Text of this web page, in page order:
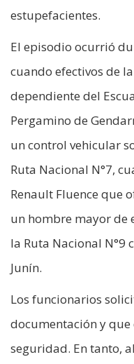
estupefacientes.
El episodio ocurrió
cuando efectivos de
dependiente del
Pergamino de
un control vehicular
Ruta Nacional N°7,
Renault Fluence que
un hombre mayor de
la Ruta Nacional N°9
Junín.
Los funcionarios
documentación y
seguridad. En tanto,